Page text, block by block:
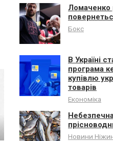
Ломаченко
Бокс
В Україні
програма
купівлю
товарів
Економіка
Новини